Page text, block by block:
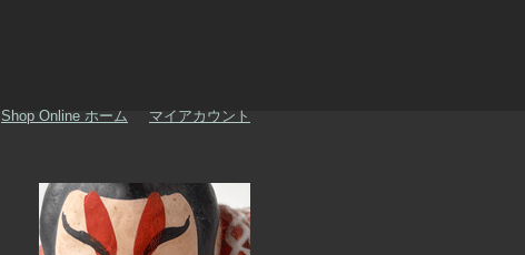
Shop Online ホーム マイアカウント